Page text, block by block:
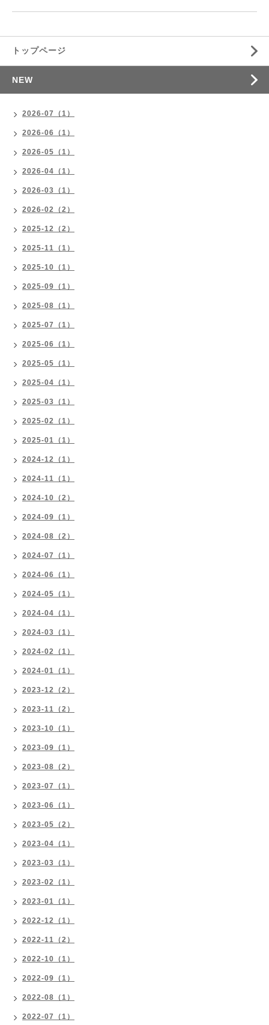
トップページ
NEW
2026-07（1）
2026-06（1）
2026-05（1）
2026-04（1）
2026-03（1）
2026-02（2）
2025-12（2）
2025-11（1）
2025-10（1）
2025-09（1）
2025-08（1）
2025-07（1）
2025-06（1）
2025-05（1）
2025-04（1）
2025-03（1）
2025-02（1）
2025-01（1）
2024-12（1）
2024-11（1）
2024-10（2）
2024-09（1）
2024-08（2）
2024-07（1）
2024-06（1）
2024-05（1）
2024-04（1）
2024-03（1）
2024-02（1）
2024-01（1）
2023-12（2）
2023-11（2）
2023-10（1）
2023-09（1）
2023-08（2）
2023-07（1）
2023-06（1）
2023-05（2）
2023-04（1）
2023-03（1）
2023-02（1）
2023-01（1）
2022-12（1）
2022-11（2）
2022-10（1）
2022-09（1）
2022-08（1）
2022-07（1）